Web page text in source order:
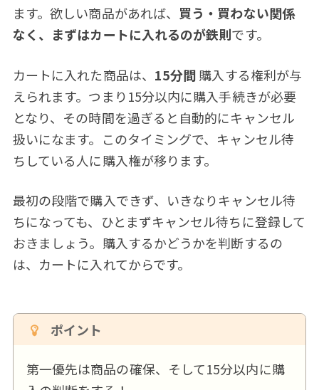
ます。欲しい商品があれば、 買う・買わない関係
なく、まずはカートに入れるのが鉄則です。
カートに入れた商品は、 15分間購入する権利が与
えられます。つまり15分以内に購入手続きが必要
となり、その時間を過ぎると自動的にキャンセル
扱いになます。このタイミングで、キャンセル待
ちしている人に購入権が移ります。
最初の段階で購入できず、いきなりキャンセル待
ちになっても、ひとまずキャンセル待ちに登録して
おきましょう。購入するかどうかを判断するの
は、カートに入れてからです。
ポイント
第一優先は商品の確保、そして15分以内に購